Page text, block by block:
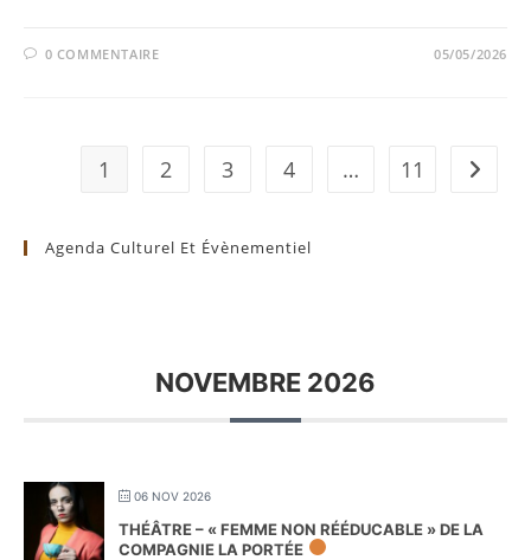
0 COMMENTAIRE 05/05/2026
1 2 3 4 … 11 Aller à
Agenda Culturel Et Évènementiel
NOVEMBRE 2026
06 NOV 2026
THÉÂTRE – « FEMME NON RÉÉDUCABLE » DE LA
COMPAGNIE LA PORTÉE